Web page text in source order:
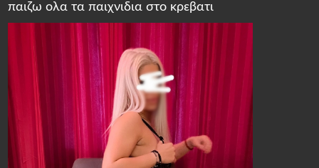
παιζω ολα τα παιχνιδια στο κρεβατι